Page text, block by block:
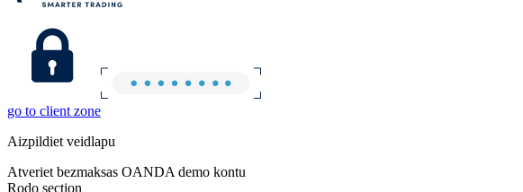
go to client zone
Aizpildiet veidlapu
Atveriet bezmaksas OANDA demo kontu
Rodo section